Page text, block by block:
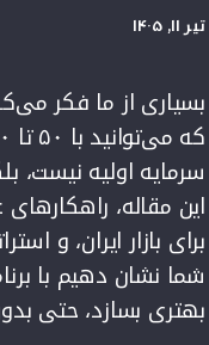
تیر ۱۱, ۱۴۰۵
بسیاری از ما فکر
سرمایه اولیه نیست،
این مقاله،
برای بازار ایران، و
شما نشان دهیم با
بهتری بسازد، حتی